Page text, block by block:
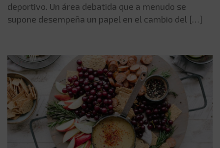
deportivo. Un área debatida que a menudo se
supone desempeña un papel en el cambio del […]